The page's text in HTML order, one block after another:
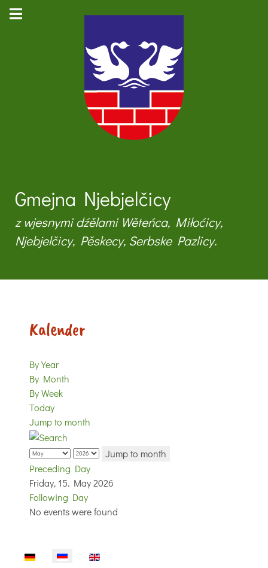
Gmejna Njebjelčicy
z wjesnymi dźělami Wěteńca, Miłoćicy,
Njebjelčicy, Pěskecy, Serbske Pazlicy.
Kalender
By Year
By Month
By Week
Today
Jump to month
Jump to month
Preceding Day
Friday, 15. May 2026
Following Day
No events were found
Sprache auswählen